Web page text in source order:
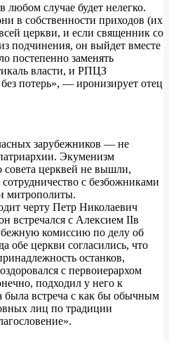
случае будет нелегко.
в собственности приходов (их
церкви, и если священник со
подчинения, он выйдет вместе
постепенно заменять
власти, и РПЦЗ
потерь», — иронизирует отец
зарубежников — не
Экуменизм
совета церквей не вышли,
с безбожниками
митрополиты.
черту Петр Николаевич
встречался с Алексием IIв
комиссию по делу об
обе церкви согласились, что
останков,
с первоиерархом
подходил у него к
была встреча с как бы обычным
лиц по традиции